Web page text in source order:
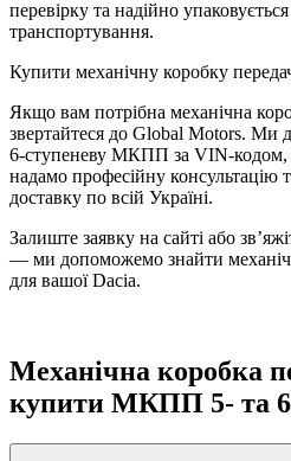
перевірку та надійно
транспортування.
Купити механічну коробку
Якщо вам потрібна механічна
звертайтеся до Global Motors. Ми
6-ступеневу МКПП за VIN-кодом,
надамо професійну консультацію
доставку по всій Україні.
Залиште заявку на сайті або
— ми допоможемо знайти
для вашої Dacia.
Механічна коробка
купити МКПП 5- та